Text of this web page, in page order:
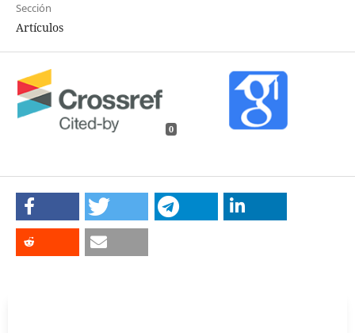
Sección
Artículos
0